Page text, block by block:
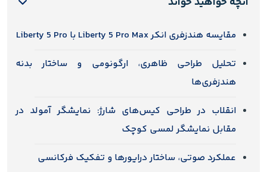
مقایسه هندزفری انکر Liberty 5 Pro Max با Liberty 5 Pro
تحلیل طراحی ظاهری، ارگونومی و ساختار بدنه
هندزفری‌ها
انقلاب در طراحی کیس‌های شارژ: نمایشگر آمولد در
مقابل نمایشگر لمسی کوچک
عملکرد صوتی، ساختار درایورها و تفکیک فرکانسی